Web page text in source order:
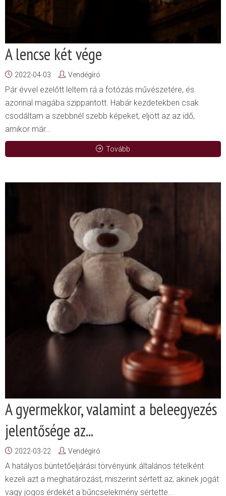
A lencse két vége
2022-04-03 Vendégíró
Pár évvel ezelőtt leltem rá a fotózás művészetére, és
azonnal magába szippantott. Habár kezdetekben csak
csodáltam a szebbnél szebb képeket, eljött az az idő,
amikor már...
Tovább
A gyermekkor, valamint a beleegyezés
jelentősége az...
2022-03-22 Vendégíró
A hatályos büntetőeljárási törvényünk általános tételként
kezeli azt a meghatározást, miszerint sértett az, akinek jogát
vagy jogos érdekét a bűncselekmény sértette...